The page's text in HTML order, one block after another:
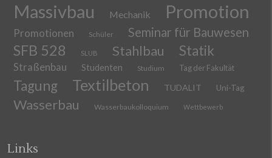
Massivbau Mechanik Promotion
Promotionen Schüler Seminar für Bauwesen
SFB 528 SLUB Stahlbau Statik
Straßenbau Studenten Studium Tag der Fakultät
Tagung Textilbeton TUDALIT Uni-Tag
Wasserbau Wasserbaukolloquium Wettbewerb
Links